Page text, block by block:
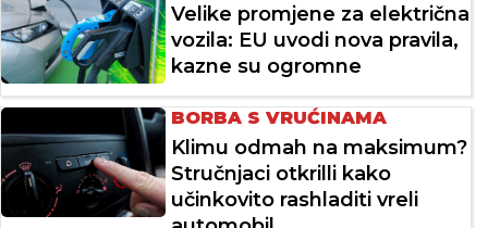
Velike promjene za električna
vozila: EU uvodi nova pravila,
kazne su ogromne
BORBA S VRUĆINAMA
Klimu odmah na maksimum?
Stručnjaci otkrilli kako
učinkovito rashladiti vreli